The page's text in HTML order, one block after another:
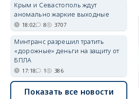
Крым и Севастополь ждут
аномально жаркие выходные
18:02 8 3707
Минтранс разрешил тратить
«дорожные» деньги на защиту от
БПЛА
17:18 1 386
Показать все новости